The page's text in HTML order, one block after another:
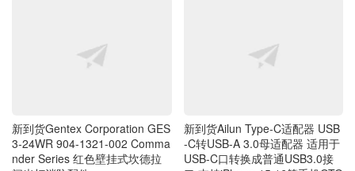
闪光灯消防配件
USB-C口转换成普通USB3.0接
口 支持iPhone 15 16等手机OTG
外接设备